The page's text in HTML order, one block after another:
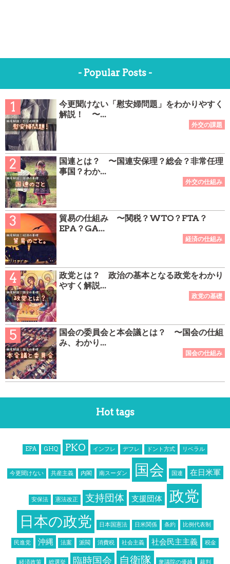
- Popular Posts -
今更聞けない「慰安婦問題」をわかりやすく
解説！ 〜...
国連とは？ 〜国連安保理？総会？非常任理
事国？わか...
貿易の仕組み 〜関税？WTO？FTA？
EPA？GA...
政党とは？ 政治の基本となる政党をわかり
やすく解説...
国会の委員会と本会議とは？ 〜国会の仕組
み、わかり...
Hot tags
EPA GHQ PKO インフレ デフレ ドント方式 リベラル
今更聞けない 共産主義 内閣 南スーダン 国会 国連 在日米軍
安保法 憲法改正 支持団体 支援団体 政党
日本の政党 日本国憲法 日米関係 条約 比例代表制
民進党 沖縄 法案 派閥 消費税 社会主義 社会民主主義 税金
経済政策 総選挙 臨時国会 自衛隊 衆議院の優越 裁判